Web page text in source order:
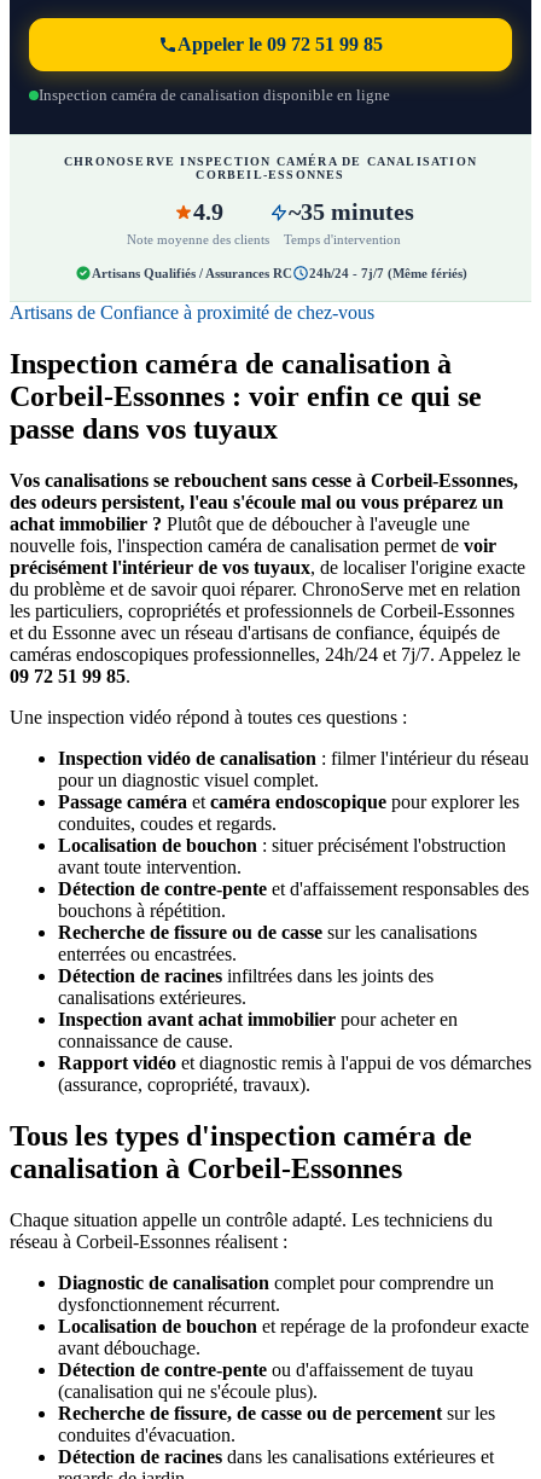
Appeler le 09 72 51 99 85
Inspection caméra de canalisation disponible en ligne
CHRONOSERVE INSPECTION CAMÉRA DE CANALISATION
CORBEIL-ESSONNES
4.9
Note moyenne des clients
~35 minutes
Temps d'intervention
Artisans Qualifiés / Assurances RC 24h/24 - 7j/7 (Même fériés)
Artisans de Confiance à proximité de chez-vous
Inspection caméra de canalisation à
Corbeil-Essonnes : voir enfin ce qui se
passe dans vos tuyaux
Vos canalisations se rebouchent sans cesse à Corbeil-Essonnes,
des odeurs persistent, l'eau s'écoule mal ou vous préparez un
achat immobilier ? Plutôt que de déboucher à l'aveugle une
nouvelle fois, l'inspection caméra de canalisation permet de voir
précisément l'intérieur de vos tuyaux, de localiser l'origine exacte
du problème et de savoir quoi réparer. ChronoServe met en relation
les particuliers, copropriétés et professionnels de Corbeil-Essonnes
et du Essonne avec un réseau d'artisans de confiance, équipés de
caméras endoscopiques professionnelles, 24h/24 et 7j/7. Appelez le
09 72 51 99 85.
Une inspection vidéo répond à toutes ces questions :
Inspection vidéo de canalisation : filmer l'intérieur du réseau
pour un diagnostic visuel complet.
Passage caméra et caméra endoscopique pour explorer les
conduites, coudes et regards.
Localisation de bouchon : situer précisément l'obstruction
avant toute intervention.
Détection de contre-pente et d'affaissement responsables des
bouchons à répétition.
Recherche de fissure ou de casse sur les canalisations
enterrées ou encastrées.
Détection de racines infiltrées dans les joints des
canalisations extérieures.
Inspection avant achat immobilier pour acheter en
connaissance de cause.
Rapport vidéo et diagnostic remis à l'appui de vos démarches
(assurance, copropriété, travaux).
Tous les types d'inspection caméra de
canalisation à Corbeil-Essonnes
Chaque situation appelle un contrôle adapté. Les techniciens du
réseau à Corbeil-Essonnes réalisent :
Diagnostic de canalisation complet pour comprendre un
dysfonctionnement récurrent.
Localisation de bouchon et repérage de la profondeur exacte
avant débouchage.
Détection de contre-pente ou d'affaissement de tuyau
(canalisation qui ne s'écoule plus).
Recherche de fissure, de casse ou de percement sur les
conduites d'évacuation.
Détection de racines dans les canalisations extérieures et